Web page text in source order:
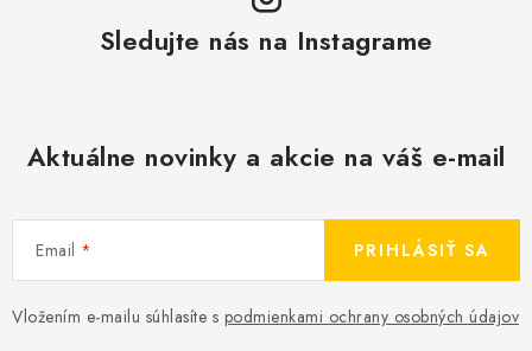
Sledujte nás na Instagrame
Aktuálne novinky a akcie na váš e-mail
Email
Vložením e-mailu súhlasíte s podmienkami ochrany osobných údajov
PRIHLÁSIŤ SA